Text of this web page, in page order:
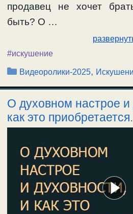
продавец не хочет
быть? О …
#искушение
Рубрики
Видеоролики-2025,
О духовном настрое и
как это приобретается.